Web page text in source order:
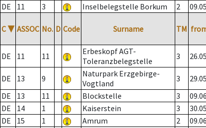
DE
11 3 Inselbelegstelle Borkum 2
C ▼ ASSOC No. D Code Surname TM
DE 11 11
Erbeskopf AGT-
Toleranzbelegstelle
3
DE 13 9
Naturpark Erzgebirge-
Vogtland
3
DE
13 11 Blockstelle 3
DE
14 1 Kaiserstein 3
DE
15 1 Amrum 2